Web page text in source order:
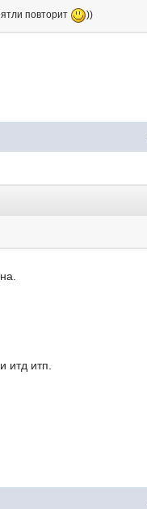
повторит
))
итд итп.